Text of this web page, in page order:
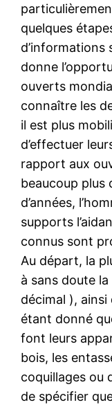
quelques
d’informations
donne
ouverts
connaître les
il est plus
d’effectuer
rapport aux
beaucoup plus
d’années,
supports
connus sont
Au départ, la
à sans doute
décimal ), ainsi
étant donné
font leurs
bois, les
coquillages ou
de spécifier